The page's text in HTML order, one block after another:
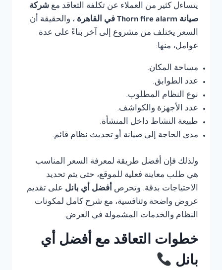
يتساءل كثير من العملاء عن تكلفة التعاقد مع شركة
صيانة Thorn fire alarm في القاهرة
، والحقيقة أن
السعر يختلف من مشروع إلى آخر بناءً على عدة
عوامل، منها:
مساحة المكان.
عدد الطوابق.
نوع النظام المطلوب.
عدد الأجهزة والكواشف.
طبيعة النشاط داخل المنشأة.
مدى الحاجة إلى صيانة أو تحديث نظام قائم.
ولذلك فإن أفضل طريقة لمعرفة السعر المناسب
هي طلب معاينة فعلية للموقع، حتى يتم تحديد
الاحتياجات بدقة. وتحرص أفضل أي بانل على تقديم
عروض واضحة وتنافسية، مع شرح كامل لمكونات
النظام والخدمات المشمولة في العرض.
خطوات التعاقد مع أفضل أي
بانل